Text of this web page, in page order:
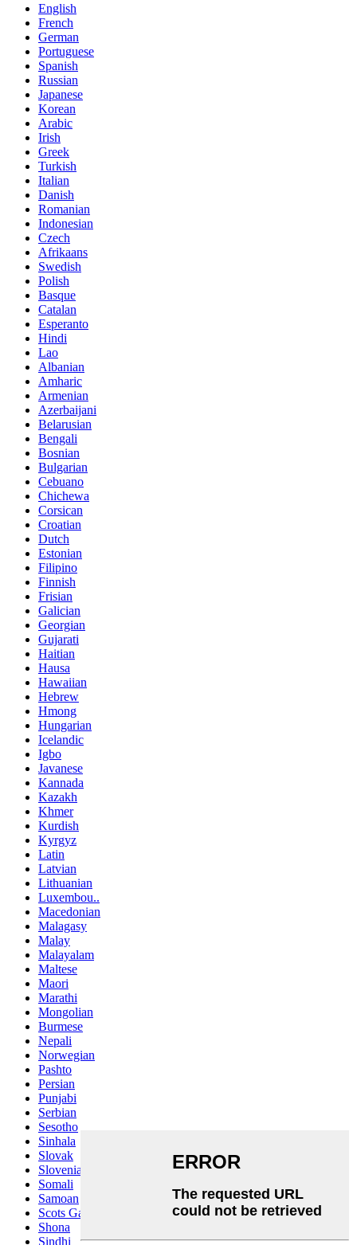
English
French
German
Portuguese
Spanish
Russian
Japanese
Korean
Arabic
Irish
Greek
Turkish
Italian
Danish
Romanian
Indonesian
Czech
Afrikaans
Swedish
Polish
Basque
Catalan
Esperanto
Hindi
Lao
Albanian
Amharic
Armenian
Azerbaijani
Belarusian
Bengali
Bosnian
Bulgarian
Cebuano
Chichewa
Corsican
Croatian
Dutch
Estonian
Filipino
Finnish
Frisian
Galician
Georgian
Gujarati
Haitian
Hausa
Hawaiian
Hebrew
Hmong
Hungarian
Icelandic
Igbo
Javanese
Kannada
Kazakh
Khmer
Kurdish
Kyrgyz
Latin
Latvian
Lithuanian
Luxembou..
Macedonian
Malagasy
Malay
Malayalam
Maltese
Maori
Marathi
Mongolian
Burmese
Nepali
Norwegian
Pashto
Persian
Punjabi
Serbian
Sesotho
Sinhala
Slovak
Slovenian
Somali
Samoan
Scots Gaelic
Shona
Sindhi